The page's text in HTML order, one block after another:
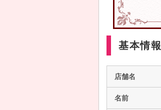
基本情報
店舗名
名前